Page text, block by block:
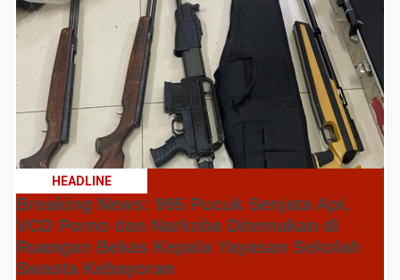
HEADLINE
Breaking News: 995 Pucuk Senjata Api,
VCD Porno dan Narkoba Ditemukan di
Ruangan Bekas Kepala Yayasan Sekolah
Swasta Kebayoran